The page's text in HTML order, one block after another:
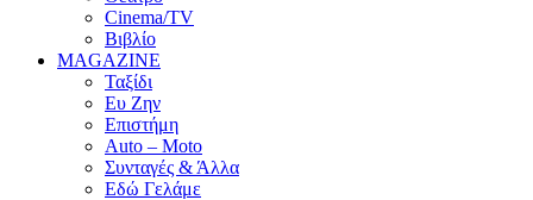
Cinema/TV
Βιβλίο
MAGAZINE
Ταξίδι
Ευ Ζην
Επιστήμη
Auto – Moto
Συνταγές & Άλλα
Εδώ Γελάμε